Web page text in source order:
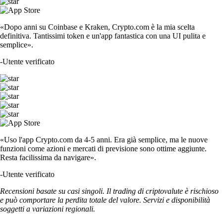
«Dopo anni su Coinbase e Kraken, Crypto.com è la mia scelta
definitiva. Tantissimi token e un'app fantastica con una UI pulita e
semplice».
-Utente verificato
«Uso l'app Crypto.com da 4-5 anni. Era già semplice, ma le nuove
funzioni come azioni e mercati di previsione sono ottime aggiunte.
Resta facilissima da navigare».
-Utente verificato
Recensioni basate su casi singoli. Il trading di criptovalute è rischioso
e può comportare la perdita totale del valore. Servizi e disponibilità
soggetti a variazioni regionali.